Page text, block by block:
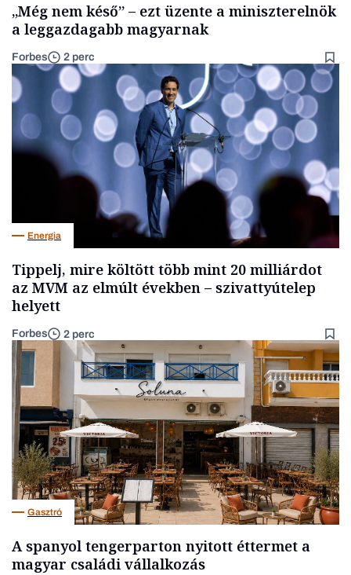
„Még nem késő” – ezt üzente a miniszterelnök
a leggazdagabb magyarnak
Forbes 2 perc
Energia
Tippelj, mire költött több mint 20 milliárdot
az MVM az elmúlt években – szivattyútelep
helyett
Forbes 2 perc
Gasztró
A spanyol tengerparton nyitott éttermet a
magyar családi vállalkozás